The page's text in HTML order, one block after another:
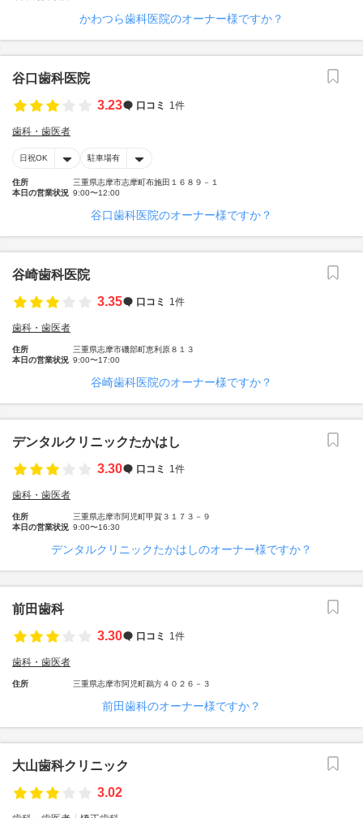
かわつら歯科医院のオーナー様ですか？
谷口歯科医院
3.23
口コミ 1件
歯科・歯医者
日祝OK 駐車場有
住所
三重県志摩市志摩町布施田１６８９－１
本日の営業状況 9:00〜12:00
谷口歯科医院のオーナー様ですか？
谷崎歯科医院
3.35
口コミ 1件
歯科・歯医者
住所
三重県志摩市磯部町恵利原８１３
本日の営業状況 9:00〜17:00
谷崎歯科医院のオーナー様ですか？
デンタルクリニックたかはし
3.30
口コミ 1件
歯科・歯医者
住所
三重県志摩市阿児町甲賀３１７３－９
本日の営業状況 9:00〜16:30
デンタルクリニックたかはしのオーナー様ですか？
前田歯科
3.30
口コミ 1件
歯科・歯医者
住所 三重県志摩市阿児町鵜方４０２６－３
前田歯科のオーナー様ですか？
大山歯科クリニック
3.02